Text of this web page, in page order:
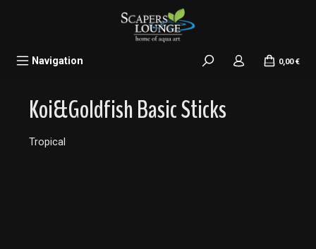
Navigation 0,00 €
Koi&Goldfish Basic Sticks
Tropical